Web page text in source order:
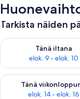
Tarkista näiden
Tänä iltana
elok. 9 - elok. 10
Tarkista tämän illan
Tänä
elok. 14 - elok. 16
Tarkista tämän